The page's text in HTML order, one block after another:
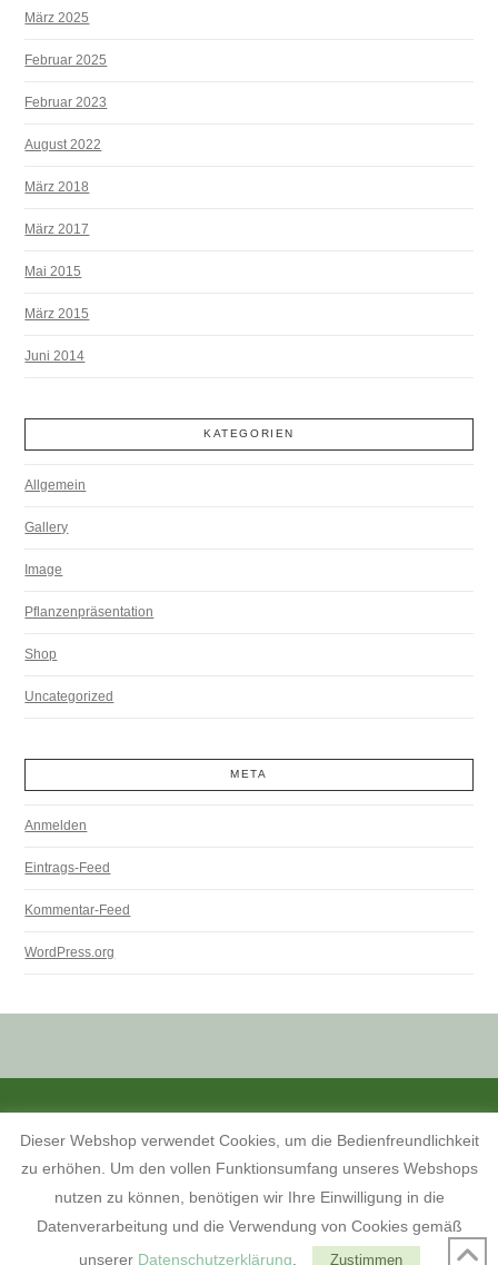
März 2025
Februar 2025
Februar 2023
August 2022
März 2018
März 2017
Mai 2015
März 2015
Juni 2014
KATEGORIEN
Allgemein
Gallery
Image
Pflanzenpräsentation
Shop
Uncategorized
META
Anmelden
Eintrags-Feed
Kommentar-Feed
WordPress.org
KONTAKT, ÖFFNUNGSZEITEN UND ANFAHRTSBESCHREIBUNG
DATENSCHUTZERKLÄRUNG
IMPRESSUM
FACEBOOK
Dieser Webshop verwendet Cookies, um die Bedienfreundlichkeit
zu erhöhen. Um den vollen Funktionsumfang unseres Webshops
nutzen zu können, benötigen wir Ihre Einwilligung in die
Datenverarbeitung und die Verwendung von Cookies gemäß
unserer Datenschutzerklärung Zustimmen